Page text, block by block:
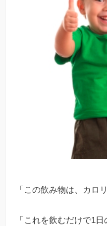
「この飲み物は、カロ
「これを飲むだけで1